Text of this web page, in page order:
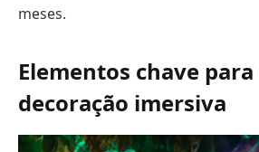
meses.
Elementos chave
decoração imersiva